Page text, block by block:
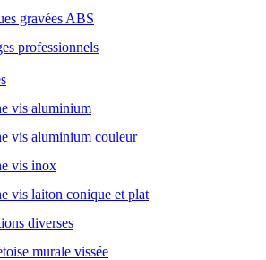
gravées ABS
professionnels
vis aluminium
vis aluminium couleur
vis inox
vis laiton conique et plat
diverses
murale vissée